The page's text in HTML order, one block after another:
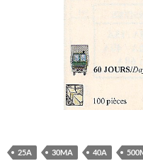
25A 30MA 40A